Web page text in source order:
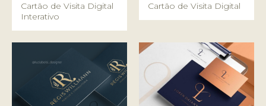
Cartão de Visita Digital
Interativo
Cartão de Visita Digital